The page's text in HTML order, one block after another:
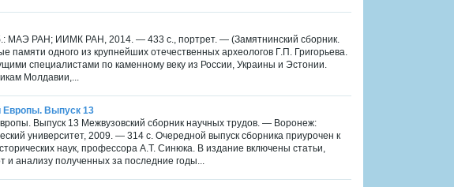
МАЭ РАН; ИИМК РАН, 2014. — 433 с., портрет. — (Замятнинский сборник.
одного из крупнейших отечественных археологов Г.П. Григорьева.
специалистами по каменному веку из России, Украины и Эстонии.
Молдавии,...
Европы. Выпуск 13
Выпуск 13 Межвузовский сборник научных трудов. — Воронеж:
университет, 2009. — 314 с. Очередной выпуск сборника приурочен к
наук, профессора А.Т. Синюка. В издание включены статьи,
анализу полученных за последние годы...